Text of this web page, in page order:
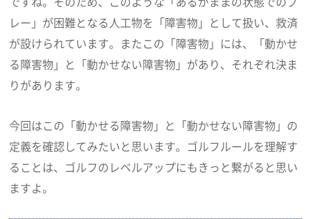
レー」が困難となる人工物を「障害物」として扱い、救済
が設けられています。またこの「障害物」には、「動かせ
る障害物」と「動かせない障害物」があり、それぞれ決ま
りがあります。
今回はこの「動かせる障害物」と「動かせない障害物」の
定義を確認してみたいと思います。ゴルフルールを理解す
ることは、ゴルフのレベルアップにもきっと繋がると思い
ますよ。